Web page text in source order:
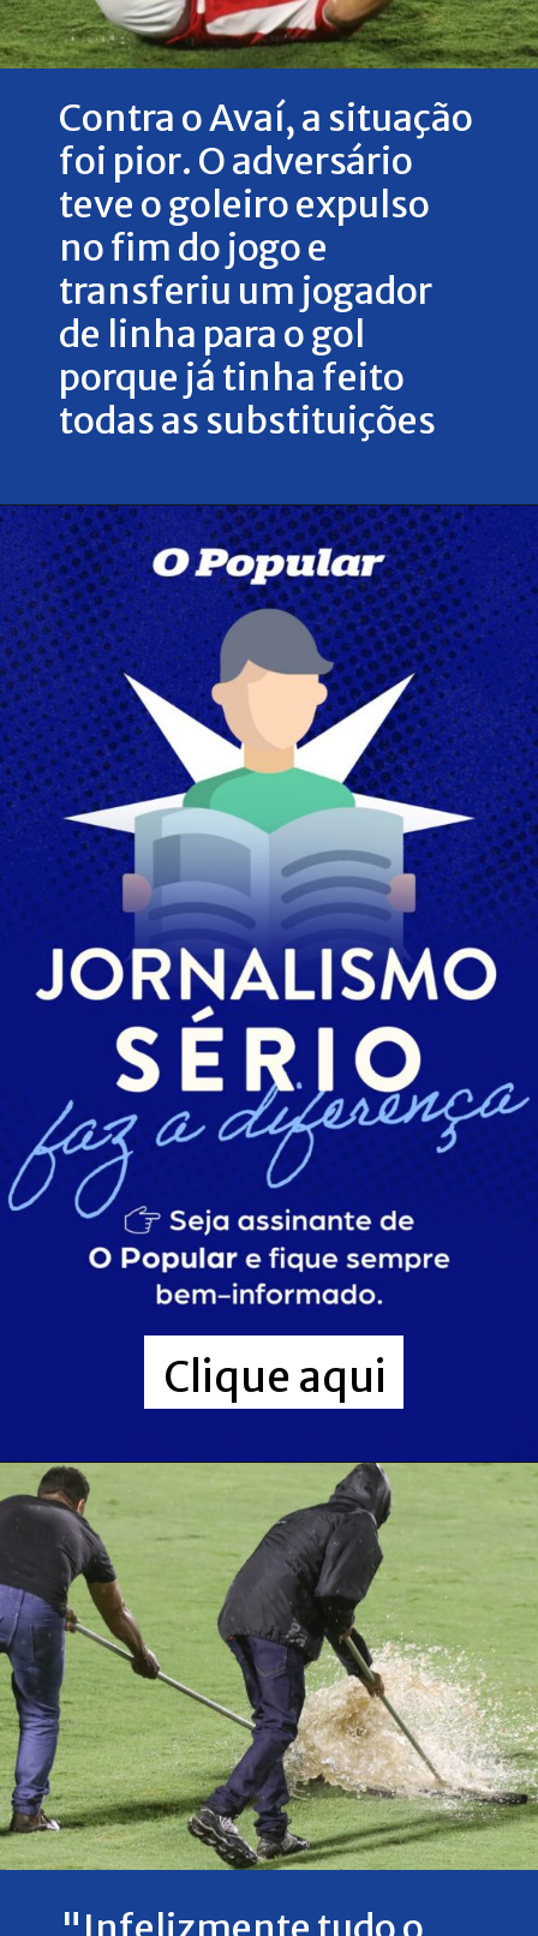
Contra o Avaí, a situação
foi pior. O adversário
teve o goleiro expulso
no fim do jogo e
transferiu um jogador
de linha para o gol
porque já tinha feito
todas as substituições
Clique aqui